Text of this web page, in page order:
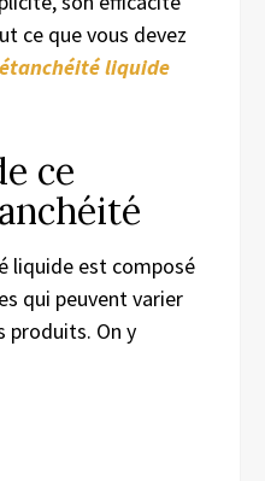
ce que vous devez
étanchéité liquide
ce
liquide est composé
qui peuvent varier
produits. On y